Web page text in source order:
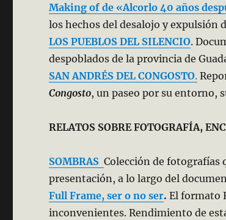
Making of de «Alcorlo 40 años
los hechos del desalojo y expulsión
LOS PUEBLOS DEL SILENCIO.
despoblados de la provincia de
SAN ANDRÉS DEL CONGOSTO.
Congosto, un paseo por su entorno,
RELATOS SOBRE FOTOGRAFÍA,
SOMBRAS Colección de fotografías
presentación, a lo largo del
Full Frame, ser o no ser.El formato
inconvenientes. Rendimiento de